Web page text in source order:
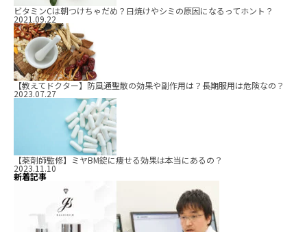
ビタミンCは朝つけちゃだめ？日焼けやシミの原因になるってホント？
2021.09.22
【教えてドクター】防風通聖散の効果や副作用は？長期服用は危険なの？
2023.07.27
【薬剤師監修】ミヤBM錠に痩せる効果は本当にあるの？
2023.11.10
新着記事